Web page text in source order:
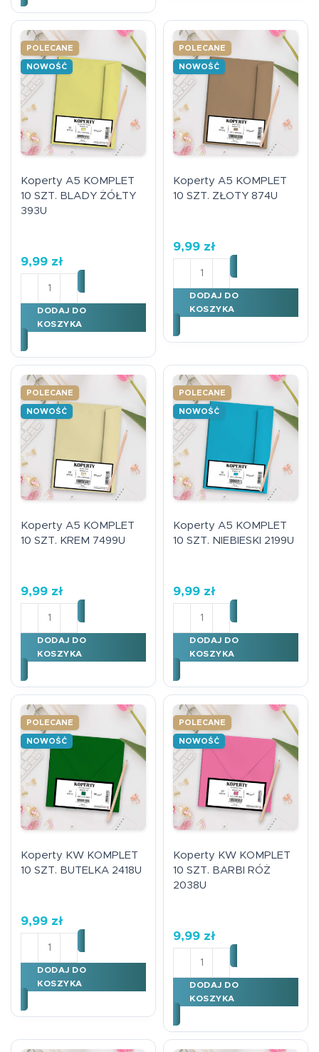
POLECANE
NOWOŚĆ
Koperty A5 KOMPLET
10 SZT. BLADY ŻÓŁTY
393U
9,99 zł
ilość Koperty A5 KOMPLET 10 SZT. BLADY ŻÓŁTY
DODAJ DO
KOSZYKA
POLECANE
NOWOŚĆ
Koperty A5 KOMPLET
10 SZT. ZŁOTY 874U
9,99 zł
ilość Koperty A5
DODAJ DO
KOSZYKA
POLECANE
NOWOŚĆ
Koperty A5 KOMPLET
10 SZT. KREM 7499U
9,99 zł
ilość Koperty A5 KOMPLET 10 SZT. KREM 7499U
DODAJ DO
KOSZYKA
POLECANE
NOWOŚĆ
Koperty A5 KOMPLET
10 SZT. NIEBIESKI 2199U
9,99 zł
ilość Koperty A5
DODAJ DO
KOSZYKA
POLECANE
NOWOŚĆ
Koperty KW KOMPLET
10 SZT. BUTELKA 2418U
9,99 zł
ilość Koperty KW KOMPLET 10 SZT. BUTELKA 2418U
DODAJ DO
KOSZYKA
POLECANE
NOWOŚĆ
Koperty KW KOMPLET
10 SZT. BARBI RÓŻ
2038U
9,99 zł
ilość Koperty KW
DODAJ DO
KOSZYKA